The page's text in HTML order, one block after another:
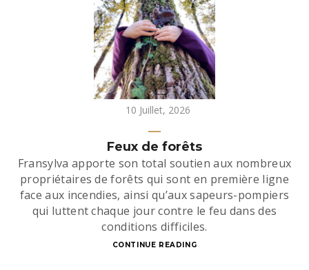
10 Juillet, 2026
Feux de forêts
Fransylva apporte son total soutien aux nombreux
propriétaires de forêts qui sont en première ligne
face aux incendies, ainsi qu’aux sapeurs-pompiers
qui luttent chaque jour contre le feu dans des
conditions difficiles.
CONTINUE READING